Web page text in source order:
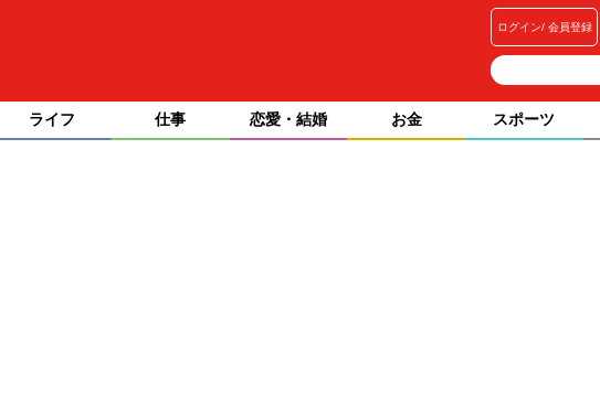
ログイン 会員登録
ライフ 仕事 恋愛・結婚 お金 スポーツ